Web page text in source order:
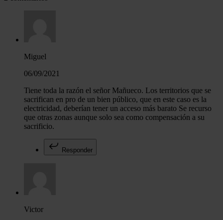
con otra información que les haya proporcionado o que
Miguel
06/09/2021
Tiene toda la razón el señor Mañueco. Los territorios que se
sacrifican en pro de un bien público, que en este caso es la
electricidad, deberían tener un acceso más barato Se recurso
que otras zonas aunque solo sea como compensación a su
sacrificio.
Responder
Victor